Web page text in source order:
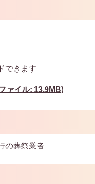
できます
ァイル: 13.9MB)
の葬祭業者